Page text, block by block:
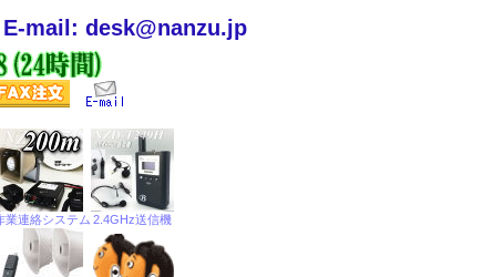
E-mail: desk@nanzu.jp